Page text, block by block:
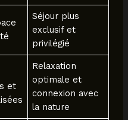
Séjour plus
exclusif et
privilégié
et
Relaxation
optimale et
connexion avec
la nature